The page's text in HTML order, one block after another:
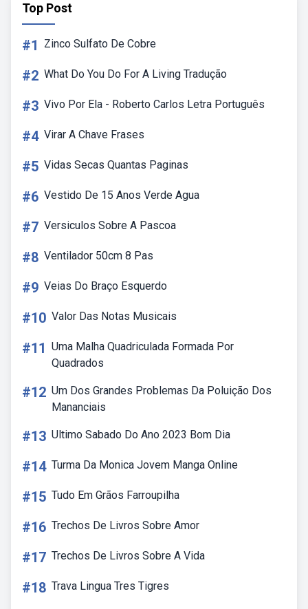
Top Post
#1 Zinco Sulfato De Cobre
#2 What Do You Do For A Living Tradução
#3 Vivo Por Ela - Roberto Carlos Letra Português
#4 Virar A Chave Frases
#5 Vidas Secas Quantas Paginas
#6 Vestido De 15 Anos Verde Agua
#7 Versiculos Sobre A Pascoa
#8 Ventilador 50cm 8 Pas
#9 Veias Do Braço Esquerdo
#10 Valor Das Notas Musicais
#11 Uma Malha Quadriculada Formada Por
Quadrados
#12 Um Dos Grandes Problemas Da Poluição Dos
Mananciais
#13 Ultimo Sabado Do Ano 2023 Bom Dia
#14 Turma Da Monica Jovem Manga Online
#15 Tudo Em Grãos Farroupilha
#16 Trechos De Livros Sobre Amor
#17 Trechos De Livros Sobre A Vida
#18 Trava Lingua Tres Tigres